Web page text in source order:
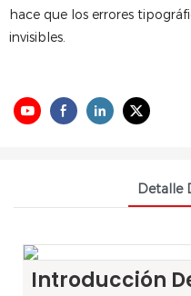
hace que los errores
invisibles.
Detalle
Introducción